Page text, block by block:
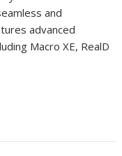
and
advanced
Macro XE, RealD